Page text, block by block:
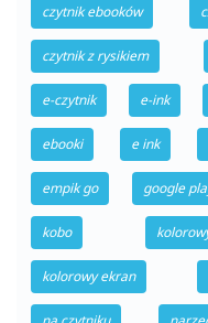
czytnik ebooków
czytnik z rysikiem
e-czytnik e-ink
ebooki e ink
empik go google
kobo
kolorowy ekran